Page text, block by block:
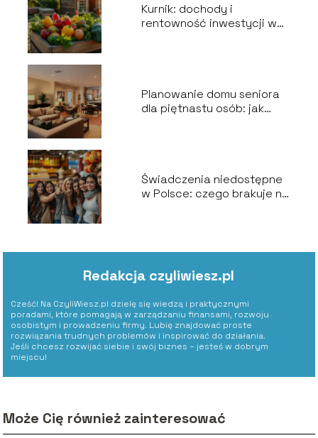
Kurnik: dochody i
rentowność inwestycji w
Planowanie domu seniora
dla piętnastu osób: jak
Świadczenia niedostępne
w Polsce: czego brakuje na
Redakcja czyliwiesz.pl
Cześć! Na CzyliWiesz.pl dzielę się wiedzą i praktycznymi
poradami, które pomagają w zarządzaniu finansami, rozwoju
osobistym i prowadzeniu firmy. Lubię znajdować proste
rozwiązania trudnych problemów i inspirować do działania.
Jeśli chcesz rozwijać siebie i swój biznes – jesteś w dobrym
miejscu!
Może Cię również zainteresować